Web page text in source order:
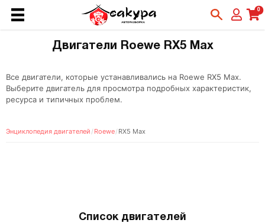
0
Двигатели Roewe RX5 Max
Все двигатели, которые устанавливались на Roewe RX5 Max.
Выберите двигатель для просмотра подробных характеристик,
ресурса и типичных проблем.
Энциклопедия двигателей / Roewe/ RX5 Max
Список двигателей